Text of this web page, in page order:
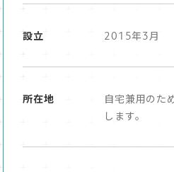
設立 2015年3月
所在地
自宅兼用のた
します。